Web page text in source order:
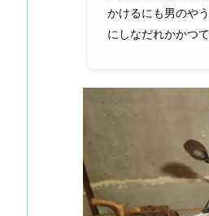
かけるにも男のや
にしなだれかかつ